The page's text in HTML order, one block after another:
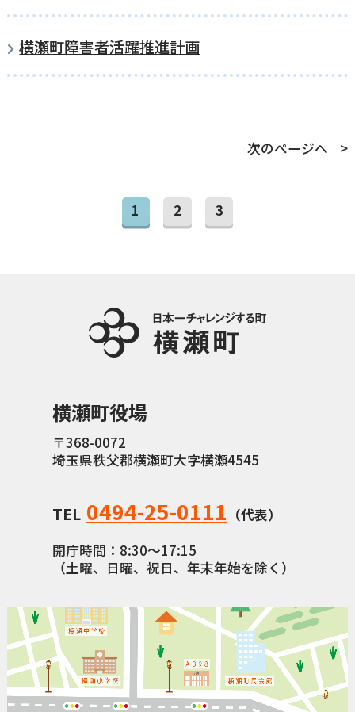
横瀬町障害者活躍推進計画
次のページへ
1 2 3
横瀬町役場
〒368-0072
埼玉県秩父郡横瀬町大字横瀬4545
TEL 0494-25-0111 （代表）
開庁時間：8:30〜17:15
（土曜、日曜、祝日、年末年始を除く）